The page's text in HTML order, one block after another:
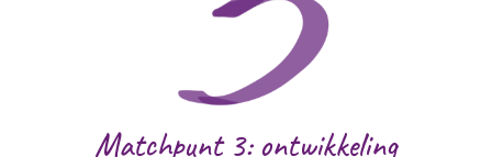
Matchpunt 3: ontwikkeling